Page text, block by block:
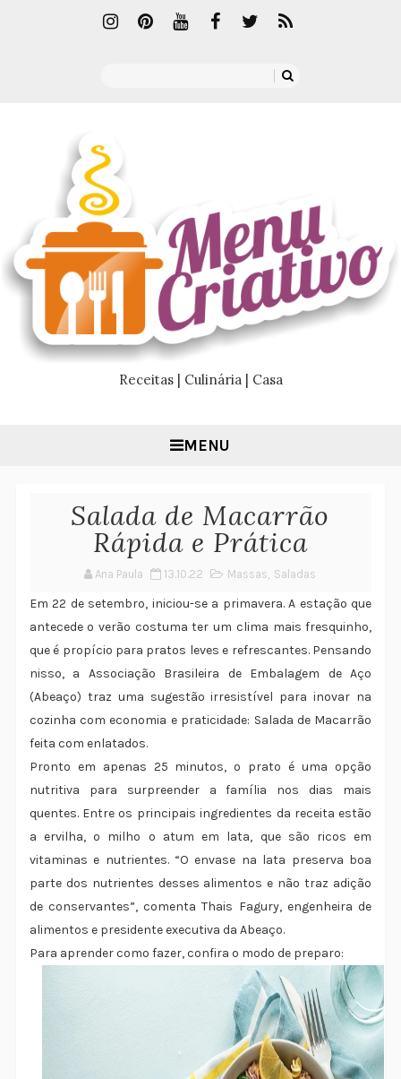
Receitas | Culinária | Casa
MENU
Salada de Macarrão
Rápida e Prática
Ana Paula 13.10.22 Massas, Saladas
Em 22 de setembro, iniciou-se a primavera. A estação que
antecede o verão costuma ter um clima mais fresquinho,
que é propício para pratos leves e refrescantes. Pensando
nisso, a Associação Brasileira de Embalagem de Aço
(Abeaço) traz uma sugestão irresistível para inovar na
cozinha com economia e praticidade: Salada de Macarrão
feita com enlatados.
Pronto em apenas 25 minutos, o prato é uma opção
nutritiva para surpreender a família nos dias mais
quentes. Entre os principais ingredientes da receita estão
a ervilha, o milho o atum em lata, que são ricos em
vitaminas e nutrientes. “O envase na lata preserva boa
parte dos nutrientes desses alimentos e não traz adição
de conservantes”, comenta Thais Fagury, engenheira de
alimentos e presidente executiva da Abeaço.
Para aprender como fazer, confira o modo de preparo: